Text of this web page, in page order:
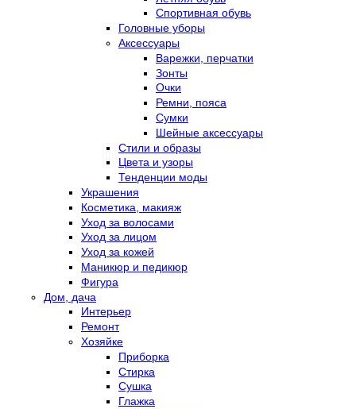
Спортивная обувь
Головные уборы
Аксессуары
Варежки, перчатки
Зонты
Очки
Ремни, пояса
Сумки
Шейные аксессуары
Стили и образы
Цвета и узоры
Тенденции моды
Украшения
Косметика, макияж
Уход за волосами
Уход за лицом
Уход за кожей
Маникюр и педикюр
Фигура
Дом, дача
Интерьер
Ремонт
Хозяйке
Приборка
Стирка
Сушка
Глажка